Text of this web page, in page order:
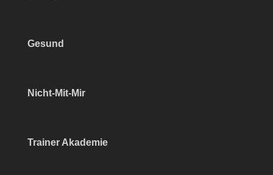
Gesund
Nicht-Mit-Mir
Trainer Akademie